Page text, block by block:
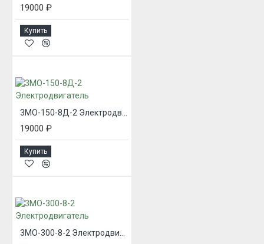
19000 ₽
Купить
19000 ₽
Купить
3МО-300-8-2 Электродвигатель